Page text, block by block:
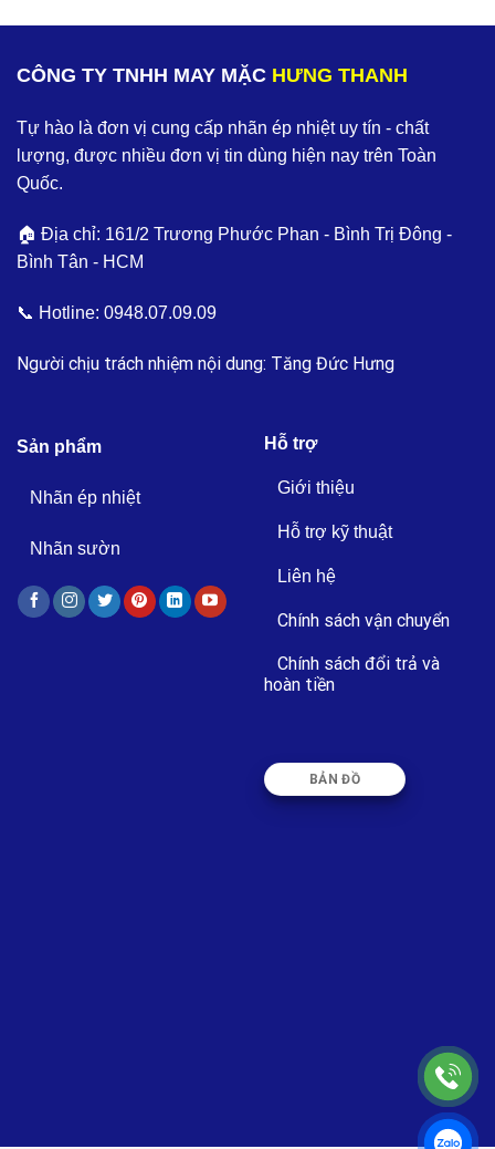
CÔNG TY TNHH MAY MẶC HƯNG THANH
Tự hào là đơn vị cung cấp nhãn ép nhiệt uy tín - chất
lượng, được nhiều đơn vị tin dùng hiện nay trên Toàn
Quốc.
🏠 Địa chỉ: 161/2 Trương Phước Phan - Bình Trị Đông -
Bình Tân - HCM
📞 Hotline: 0948.07.09.09
Người chịu trách nhiệm nội dung: Tăng Đức Hưng
Sản phẩm
Nhãn ép nhiệt
Nhãn sườn
Hỗ trợ
Giới thiệu
Hỗ trợ kỹ thuật
Liên hệ
Chính sách vận chuyển
Chính sách đổi trả và
hoàn tiền
BẢN ĐỒ